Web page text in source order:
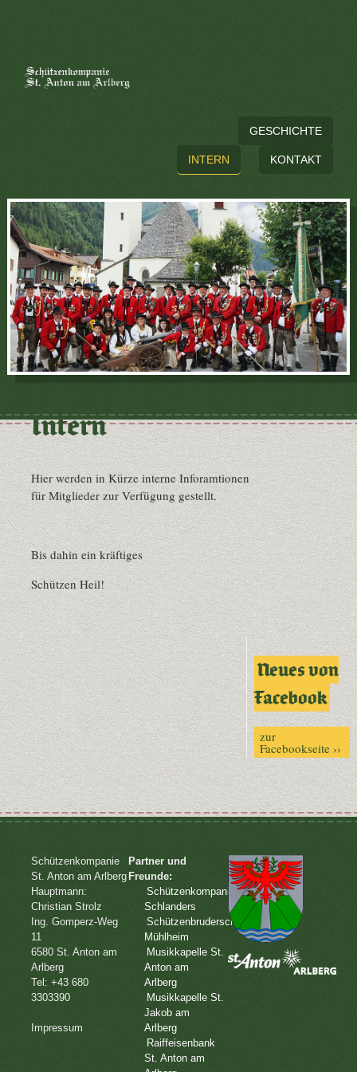
GESCHICHTE
INTERN KONTAKT
Intern
Hier werden in Kürze interne Inforamtionen
für Mitglieder zur Verfügung gestellt.
Bis dahin ein kräftiges
Schützen Heil!
Neues von
Facebook
zur
Facebookseite ››
Schützenkompanie
St. Anton am Arlberg
Hauptmann:
Christian Strolz
Ing. Gomperz-Weg
11
6580 St. Anton am
Arlberg
Tel: +43 680
3303390
Impressum
Partner und
Freunde:
Schützenkompanie
Schlanders
Schützenbruderschaft
Mühlheim
Musikkapelle St.
Anton am
Arlberg
Musikkapelle St.
Jakob am
Arlberg
Raiffeisenbank
St. Anton am